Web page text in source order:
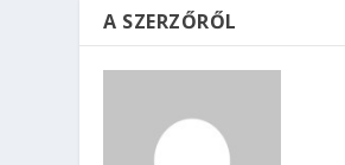
A SZERZŐRŐL